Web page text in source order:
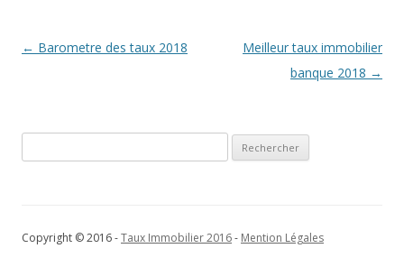
Navigation
← Barometre des taux 2018
Meilleur taux immobilier
banque 2018 →
Copyright © 2016 -Taux Immobilier 2016- Mention Légales